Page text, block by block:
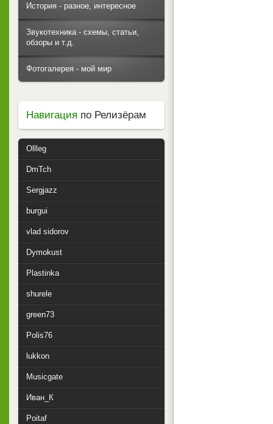
История - разное, интересное
Звукотехника - схемы, статьи,
обзоры и т.д.
Фотогалерея - мой мир
Навигация по Релизёрам
Ollleg
DmTch
Sergjazz
burgui
vlad sidorov
Dymokust
Plastinka
shurele
green73
Polis76
lukkon
Musicgate
Иван_К
Poitaf